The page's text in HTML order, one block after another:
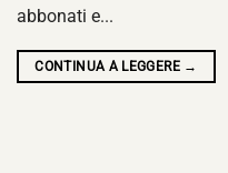
abbonati e...
CONTINUA A LEGGERE →